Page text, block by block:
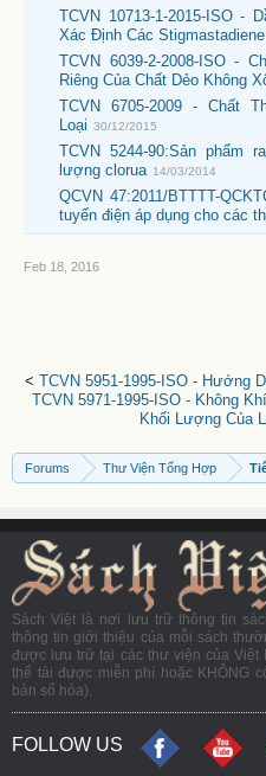
TCVN 10713-1-2015-ISO -
Xác Định Các
TCVN 6039-2-2008-ISO -
Riêng Của Chất Dẻo Không
TCVN 6705-2009 - Chất
Loại 30/12/2015
TCVN 5244-90:Sản phẩm
lượng clorua 14/03/2014
QCVN 47:2011/BTTTT-
tuyến điện áp dụng cho các
Feb 18, 2016
< TCVN 5951-1995-ISO - Hướng
TCVN 5971-1995-ISO - Không
Khối Lượng Của
Forums Thư Viện Tổng Hợp
Sách Việt là nơi lưu trữ thông tin
thông tin giới thiệu của mỗi sách
được lưu trữ tại các thư viện của
thể tải được miễn phí hoặc KHÔNG
bản số hóa).
FOLLOW US